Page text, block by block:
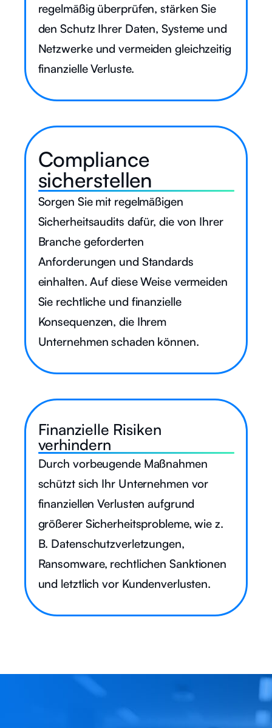
regelmäßig überprüfen, stärken Sie
den Schutz Ihrer Daten, Systeme und
Netzwerke und vermeiden gleichzeitig
finanzielle Verluste.
Compliance
sicherstellen
Sorgen Sie mit regelmäßigen
Sicherheitsaudits dafür, die von Ihrer
Branche geforderten
Anforderungen und Standards
einhalten. Auf diese Weise vermeiden
Sie rechtliche und finanzielle
Konsequenzen, die Ihrem
Unternehmen schaden können.
Finanzielle Risiken
verhindern
Durch vorbeugende Maßnahmen
schützt sich Ihr Unternehmen vor
finanziellen Verlusten aufgrund
größerer Sicherheitsprobleme, wie z.
B. Datenschutzverletzungen,
Ransomware, rechtlichen Sanktionen
und letztlich vor Kundenverlusten.